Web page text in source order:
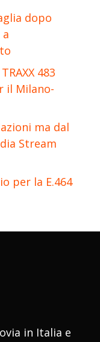
dopo
483
il Milano-
ma dal
Stream
per la E.464
in Italia e